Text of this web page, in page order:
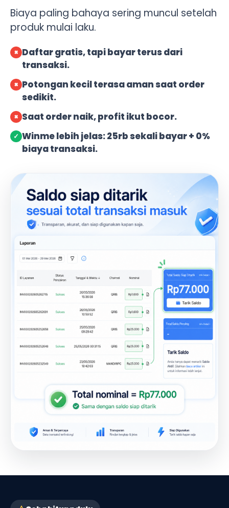
Biaya paling bahaya sering muncul setelah
produk mulai laku.
× Daftar gratis, tapi bayar terus dari
transaksi.
× Potongan kecil terasa aman saat order
sedikit.
× Saat order naik, profit ikut bocor.
✓ Winme lebih jelas: 25rb sekali bayar + 0%
biaya transaksi.